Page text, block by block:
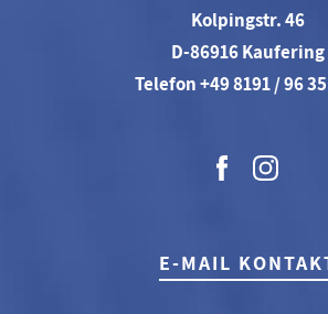
Kolpingstr. 46
D-86916 Kaufering
Telefon +49 8191 / 96
E-MAIL